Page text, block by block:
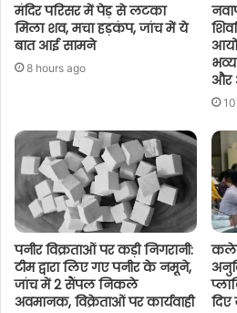
मंदिर परिसर में पेड़ से लटका
मिला शव, मचा हड़कंप, जांच में ये
बात आई सामने
8 hours ago
और
पनीर विक्रताओं पर कड़ी निगरानी:
टीम द्वारा लिए गए पनीर के नमूने,
जांच में 2 सैंपल निकले
अवमानक, विक्रेताओं पर कार्यवाही
दिए